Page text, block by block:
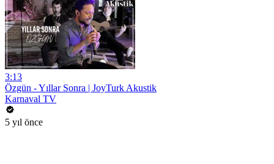
3:13
Özgün - Yıllar Sonra | JoyTurk Akustik
Karnaval TV
5 yıl önce